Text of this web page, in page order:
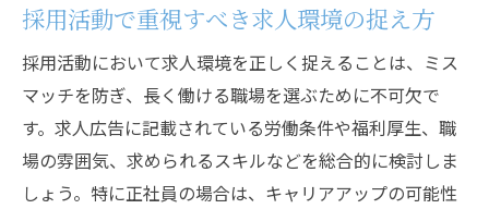
採用活動で重視すべき求人環境の捉え方
採用活動において求人環境を正しく捉えることは、ミス
マッチを防ぎ、長く働ける職場を選ぶために不可欠で
す。求人広告に記載されている労働条件や福利厚生、職
場の雰囲気、求められるスキルなどを総合的に検討しま
しょう。特に正社員の場合は、キャリアアップの可能性